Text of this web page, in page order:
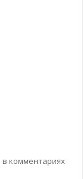
в комментариях